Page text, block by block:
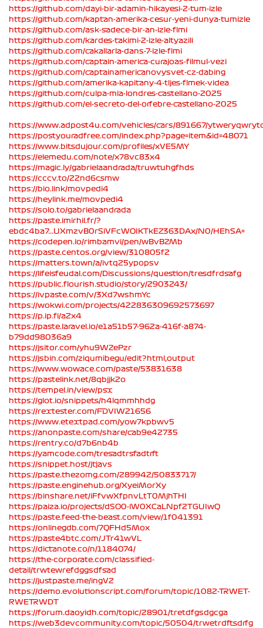
https://github.com/dayi-bir-adamin-hikayesi-2-tum-izle
https://github.com/kaptan-amerika-cesur-yeni-dunya-tumizle
https://github.com/ask-sadece-bir-an-izle-flmi
https://github.com/kardes-takimi-2-izle-altyazili
https://github.com/cakallarla-dans-7-izle-flmi
https://github.com/captain-america-curajoas-filmul-vezi
https://github.com/captainamericanovysvet-cz-dabing
https://github.com/amerika-kapitany-4-tljes-flmek-videa
https://github.com/culpa-mia-londres-castellano-2025
https://github.com/el-secreto-del-orfebre-castellano-2025
https://www.adpost4u.com/vehicles/cars/891667/
https://postyouradfree.com/index.php?page=item&id=48071
https://www.bitsdujour.com/profiles/xVE5MY
https://elemedu.com/note/x78vc83x4
https://magic.ly/gabrielaandrada/truwtuhgfhds
https://cccv.to/22nd6csmw
https://bio.link/movpedi4
https://heylink.me/movpedi4
https://solo.to/gabrielaandrada
https://paste.imirhil.fr/?
ebdc4ba7...UXmzvB0rSiVFcWOIKTkEZ363DAx/N0/HEhSA=
https://codepen.io/rimbamvi/pen/wBvBZMb
https://paste.centos.org/view/310805f2
https://matters.town/a/ivtq25ypopsv
https://lifeisfeudal.com/Discussions/question/tresdfrdsafg
https://public.flourish.studio/story/2903243/
https://ivpaste.com/v/3Xd7wshmYc
https://wokwi.com/projects/422836309692573697
https://p.ip.fi/a2x4
https://paste.laravel.io/e1a51b57-962a-416f-a874-
b79dd98036a9
https://jsitor.com/yhu9WZePzr
https://jsbin.com/ziqumibegu/edit?html,output
https://www.wowace.com/paste/53831638
https://pastelink.net/8qbjjk2o
https://tempel.in/view/psx
https://glot.io/snippets/h4lqmmhhdg
https://rextester.com/FDVIW21656
https://www.etextpad.com/yow7kpbwv5
https://anonpaste.com/share/cab9e42735
https://rentry.co/d7b6nb4b
https://yamcode.com/tresadtrsfadtrft
https://snippet.host/jtjavs
https://paste.thezomg.com/289942/50833717/
https://paste.enginehub.org/XyeiMorXy
https://binshare.net/iFfvwXfpnvLtT0MjhTHI
https://paiza.io/projects/dSO0-lW0XCaLNpf2TGUIwQ
https://paste.feed-the-beast.com/view/1f041391
https://onlinegdb.com/7QFHd5Mox
https://paste4btc.com/JTr41wVL
https://dictanote.co/n/1184074/
https://the-corporate.com/classified-
detail/trwtewrefdggsdfsad
https://justpaste.me/ingV2
https://demo.evolutionscript.com/forum/topic/1082-TRWET-
RWETRWDT
https://forum.daoyidh.com/topic/28901/tretdfgsdgcga
https://web3devcommunity.com/topic/50504/trwetrdftsdrfg